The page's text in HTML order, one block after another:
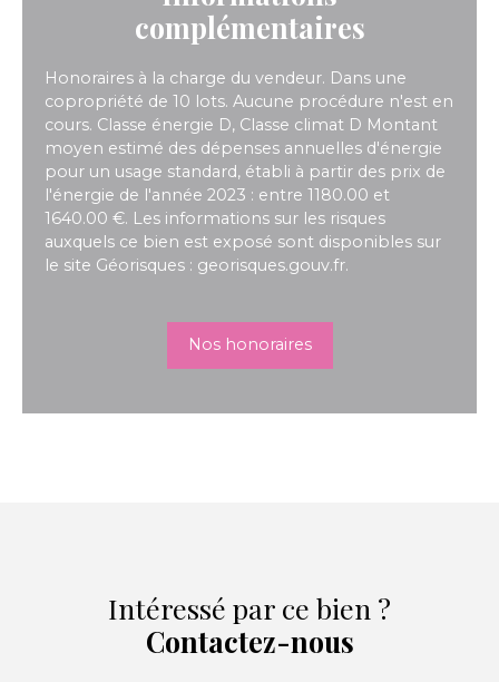
complémentaires
Honoraires à la charge du vendeur. Dans une
copropriété de 10 lots. Aucune procédure n'est en
cours. Classe énergie D, Classe climat D Montant
moyen estimé des dépenses annuelles d'énergie
pour un usage standard, établi à partir des prix de
l'énergie de l'année 2023 : entre 1180.00 et
1640.00 €. Les informations sur les risques
auxquels ce bien est exposé sont disponibles sur
le site Géorisques : georisques.gouv.fr.
Nos honoraires
Intéressé par ce bien ?
Contactez-nous